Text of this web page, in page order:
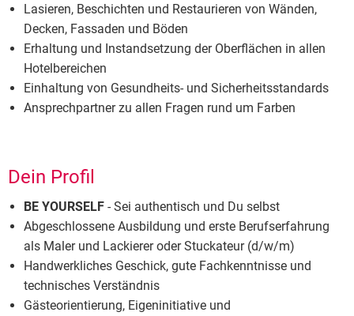
Lasieren, Beschichten und Restaurieren von Wänden,
Decken, Fassaden und Böden
Erhaltung und Instandsetzung der Oberflächen in allen
Hotelbereichen
Einhaltung von Gesundheits- und Sicherheitsstandards
Ansprechpartner zu allen Fragen rund um Farben
Dein Profil
BE YOURSELF - Sei authentisch und Du selbst
Abgeschlossene Ausbildung und erste Berufserfahrung
als Maler und Lackierer oder Stuckateur (d/w/m)
Handwerkliches Geschick, gute Fachkenntnisse und
technisches Verständnis
Gästeorientierung, Eigeninitiative und